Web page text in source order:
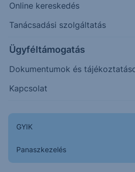
Online kereskedés
Tanácsadási szolgáltatás
Ügyféltámogatás
Dokumentumok és
Kapcsolat
GYIK
Panaszkezelés
napokat töltött a hónap
szerkezetek és
folytatásban.
A következő időszakban